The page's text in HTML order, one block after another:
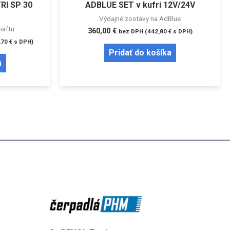
SP 30
€ s DPH)
ADBLUE SET v kufri 12V/24V
Výdajné zostavy na AdBlue
360,00 € bez DPH (442,80 €s DPH)
Pridať do košíka